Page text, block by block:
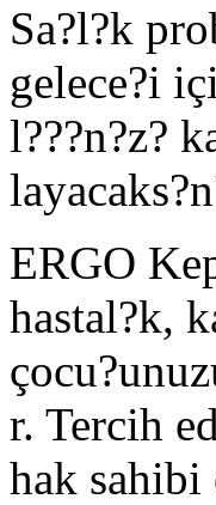
Sa?l?k
gelece?i
l???n?z?
ERGO
hastal?k,
r. Tercih
hak sahibi